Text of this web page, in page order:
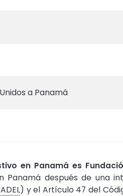
a Panamá
en Panamá es
Panamá después de una
) y el Artículo 47 del